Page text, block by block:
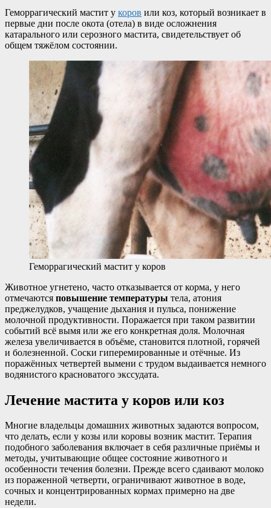
Геморрагический мастит у коров или коз, который возникает в
первые дни после окота (отела) в виде осложнения
катарального или серозного мастита, свидетельствует об
общем тяжёлом состоянии.
Геморрагический мастит у коров
Животное угнетено, часто отказывается от корма, у него
отмечаются повышение температуры тела, атония
преджелудков, учащение дыхания и пульса, понижение
молочной продуктивности. Поражается при таком развитии
событий всё вымя или же его конкретная доля. Молочная
железа увеличивается в объёме, становится плотной, горячей
и болезненной. Соски гиперемированные и отёчные. Из
поражённых четвертей вымени с трудом выдаивается немного
водянистого красноватого экссудата.
Лечение мастита у коров или коз
Многие владельцы домашних животных задаются вопросом,
что делать, если у козы или коровы возник мастит. Терапия
подобного заболевания включает в себя различные приёмы и
методы, учитывающие общее состояние животного и
особенности течения болезни. Прежде всего сдаивают молоко
из пораженной четверти, ограничивают животное в воде,
сочных и концентрированных кормах примерно на две
недели.